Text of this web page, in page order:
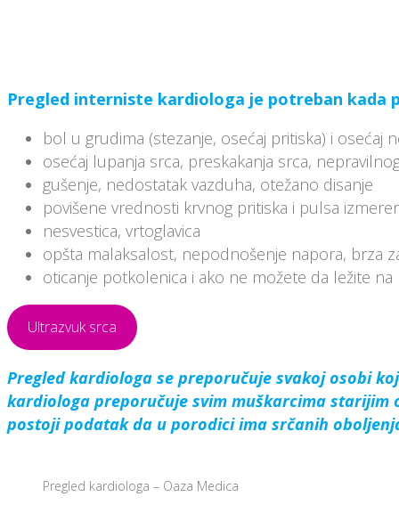
Pregled interniste kardiologa je potreban kada
bol u grudima (stezanje, osećaj pritiska) i osećaj
osećaj lupanja srca, preskakanja srca,
gušenje, nedostatak vazduha, otežano disanje
povišene vrednosti krvnog pritiska i pulsa
nesvestica, vrtoglavica
opšta malaksalost, nepodnošenje napora, brza
oticanje potkolenica i ako ne možete da ležite
Ultrazvuk srca
Pregled kardiologa se preporučuje svakoj osobi
kardiologa preporučuje svim muškarcima starijim
postoji podatak da u porodici ima srčanih
Pregled kardiologa – Oaza Medica